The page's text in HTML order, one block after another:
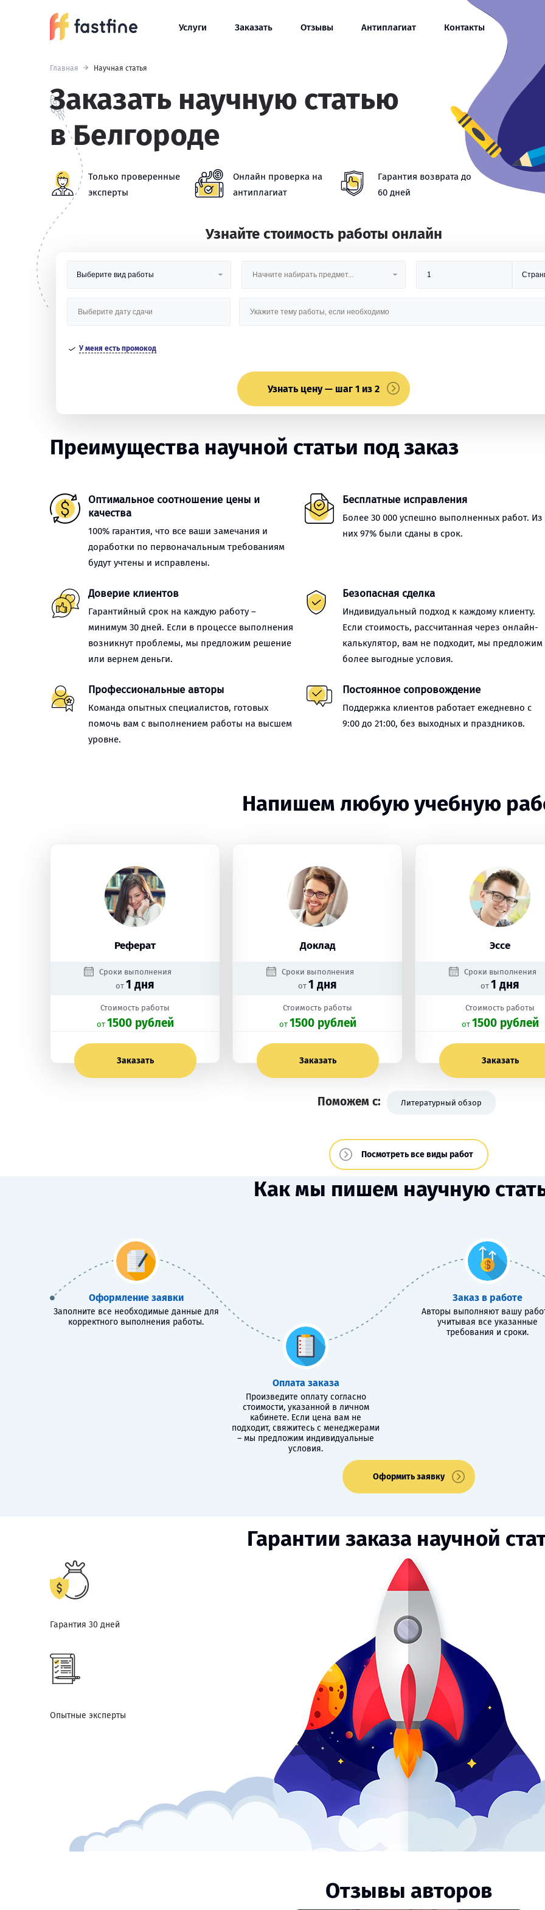
Услуги Заказать Отзывы Антиплагиат Контакты
Главная Научная статья
Заказать научную статью
в Белгороде
Только проверенные
эксперты
Онлайн проверка на
антиплагиат
Гарантия возврата до
60 дней
Узнайте стоимость работы онлайн
У меня есть промокод
Узнать цену — шаг 1 из 2
Преимущества научной статьи под заказ
Оптимальное соотношение цены и
качества
100% гарантия, что все ваши замечания и
доработки по первоначальным требованиям
будут учтены и исправлены.
Бесплатные исправления
Более 30 000 успешно выполненных работ. Из
них 97% были сданы в срок.
Доверие клиентов
Гарантийный срок на каждую работу –
минимум 30 дней. Если в процессе выполнения
возникнут проблемы, мы предложим решение
или вернем деньги.
Безопасная сделка
Индивидуальный подход к каждому клиенту.
Если стоимость, рассчитанная через онлайн-
калькулятор, вам не подходит, мы предложим
более выгодные условия.
Профессиональные авторы
Команда опытных специалистов, готовых
помочь вам с выполнением работы на высшем
уровне.
Постоянное сопровождение
Поддержка клиентов работает ежедневно с
9:00 до 21:00, без выходных и праздников.
Напишем любую учебную
Реферат
Сроки выполнения
от 1 дня
Стоимость работы
oт 1500 рублей
Заказать
Доклад
Сроки выполнения
от 1 дня
Стоимость работы
oт 1500 рублей
Заказать
Эссе
Сроки выполнения
от 1 дня
Стоимость работы
oт 1500 рублей
Заказать
Поможем с: Литературный обзор
Посмотреть все виды работ
Как мы пишем научную
Оформление заявки
Заполните все необходимые данные для
корректного выполнения работы.
Оплата заказа
Произведите оплату согласно
стоимости, указанной в личном
кабинете. Если цена вам не
подходит, свяжитесь с менеджерами
– мы предложим индивидуальные
условия.
Заказ в работе
Авторы выполняют вашу
учитывая все указанные
требования и сроки.
Оформить заявку
Гарантии заказа научной
Гарантия 30 дней
Опытные эксперты
Отзывы авторов